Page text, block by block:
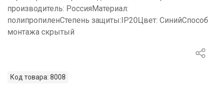
производитель: РоссияМатериал:
полипропиленСтепень защиты:IP20Цвет: СинийСпособ
монтажа скрытый
Код товара: 8008